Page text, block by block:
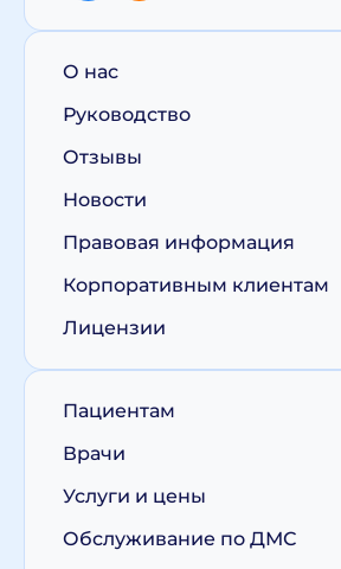
О нас
Руководство
Отзывы
Новости
Правовая информация
Корпоративным клиентам
Лицензии
Пациентам
Врачи
Услуги и цены
Обслуживание по ДМС